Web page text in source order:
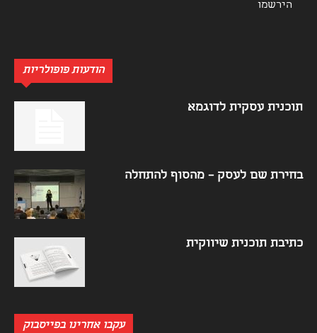
הודעות פופולריות
תוכנית עסקית לדוגמא
בחירת שם לעסק – מהסוף להתחלה
כתיבת תוכנית שיווקית
עקבו אחרינו בפייסבוק